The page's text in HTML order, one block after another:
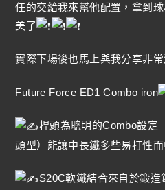
任的交給我來幫他配置，拿到
美了
實際下場後也馬上與我分享非
Future Force ED1 Combo iron
桿頭為聰明的Combo設定
頭型）能讓中長鐵多些易打性
S20C軟鐵結合來自於鍛